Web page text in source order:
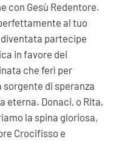
con Gesù Redentore.
al tuo
diventata partecipe
in favore dei
che ferì per
di speranza
eterna. Donaci, o Rita,
la spina gloriosa,
Crocifisso e